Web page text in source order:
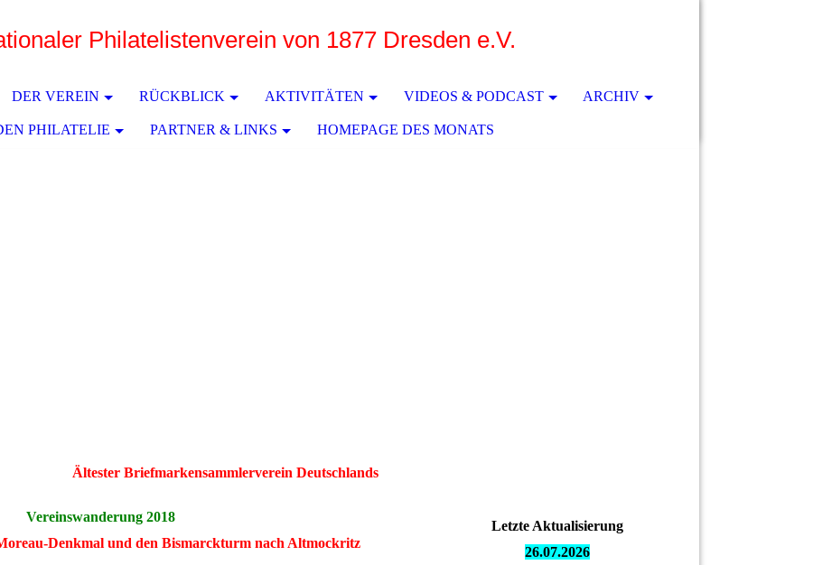
Philatelistenverein von 1877 Dresden e.V.
DER VEREIN RÜCKBLICK AKTIVITÄTEN VIDEOS & PODCAST ARCHIV
PHILATELIE PARTNER & LINKS HOMEPAGE DES MONATS
Ältester Briefmarkensammlerverein Deutschlands
Vereinswanderung 2018
Denkmal und den Bismarckturm nach Altmockritz
Letzte Aktualisierung
26.07.2026